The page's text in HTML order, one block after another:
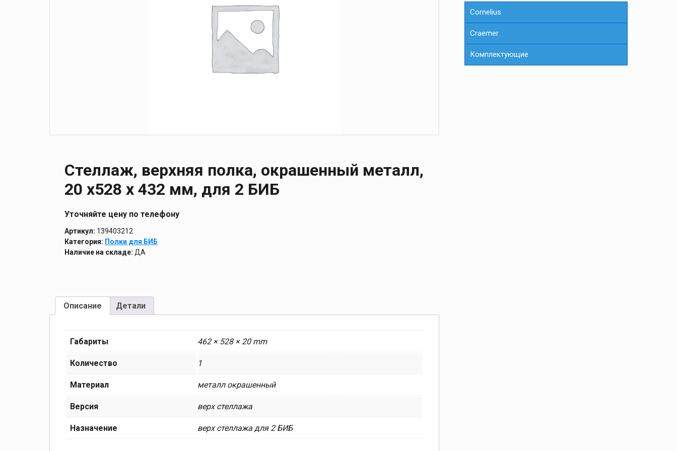
Стеллаж, верхняя полка, окрашенный металл,
20 х528 х 432 мм, для 2 БИБ
Уточняйте цену по телефону
Артикул: 139403212
Категория: Полки для БИБ
Наличие на складе: ДА
Описание Детали
Габариты 462 × 528 × 20 mm
Количество 1
Материал металл окрашенный
Версия верх стеллажа
Назначение верх стеллажа для 2 БИБ
Cornelius
Сraemer
Комплектующие